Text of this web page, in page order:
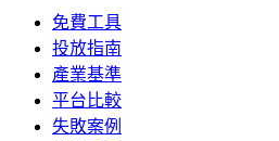
免費工具
投放指南
產業基準
平台比較
失敗案例